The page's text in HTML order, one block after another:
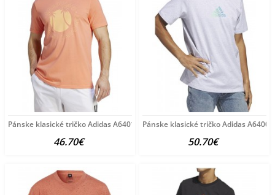
Pánske klasické tričko Adidas A6401
46.70€
Pánske klasické tričko Adidas A6400
50.70€